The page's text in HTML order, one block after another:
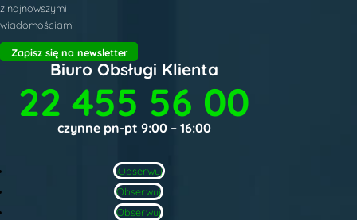
z najnowszymi
wiadomościami
Zapisz się na newsletter
Biuro Obsługi Klienta
22 455 56 00
czynne pn-pt 9:00 – 16:00
Obserwuj
Obserwuj
Obserwuj